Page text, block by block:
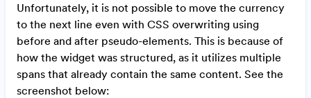
Unfortunately, it is not possible to move the currency
to the next line even with CSS overwriting using
before and after pseudo-elements. This is because of
how the widget was structured, as it utilizes multiple
spans that already contain the same content. See the
screenshot below: